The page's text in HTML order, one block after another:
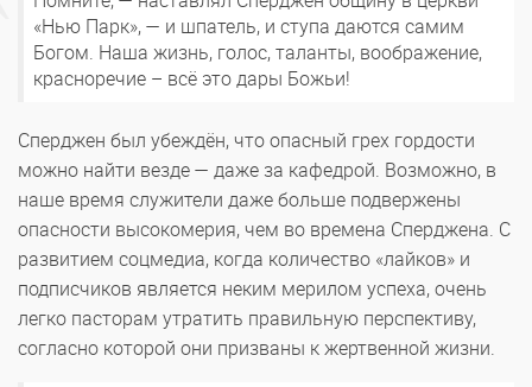
«Нью Парк», — и шпатель, и ступа даются самим
Богом. Наша жизнь, голос, таланты, воображение,
красноречие – всё это дары Божьи!
Сперджен был убеждён, что опасный грех гордости
можно найти везде — даже за кафедрой. Возможно, в
наше время служители даже больше подвержены
опасности высокомерия, чем во времена Сперджена. С
развитием соцмедиа, когда количество «лайков» и
подписчиков является неким мерилом успеха, очень
легко пасторам утратить правильную перспективу,
согласно которой они призваны к жертвенной жизни.